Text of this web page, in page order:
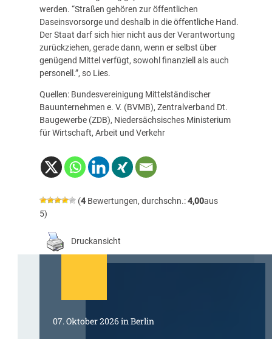
werden. “Straßen gehören zur öffentlichen
Daseinsvorsorge und deshalb in die öffentliche Hand.
Der Staat darf sich hier nicht aus der Verantwortung
zurückziehen, gerade dann, wenn er selbst über
genügend Mittel verfügt, sowohl finanziell als auch
personell.”, so Lies.
Quellen: Bundesvereinigung Mittelständischer
Bauunternehmen e. V. (BVMB), Zentralverband Dt.
Baugewerbe (ZDB), Niedersächsisches Ministerium
für Wirtschaft, Arbeit und Verkehr
(4Bewertungen, durchschn.:4,00aus
5)
Druckansicht
07. Oktober 2026 in Berlin